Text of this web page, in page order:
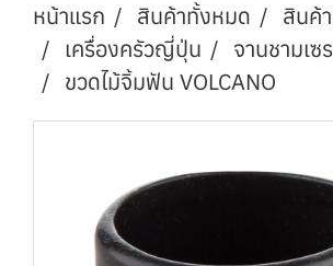
หน้าแรก สินค้าทั้งหมด
สินค้า
เครื่องครัวญี่ปุ่น
จานชามเซ
ขวดไม้จิ้มฟัน VOLCANO